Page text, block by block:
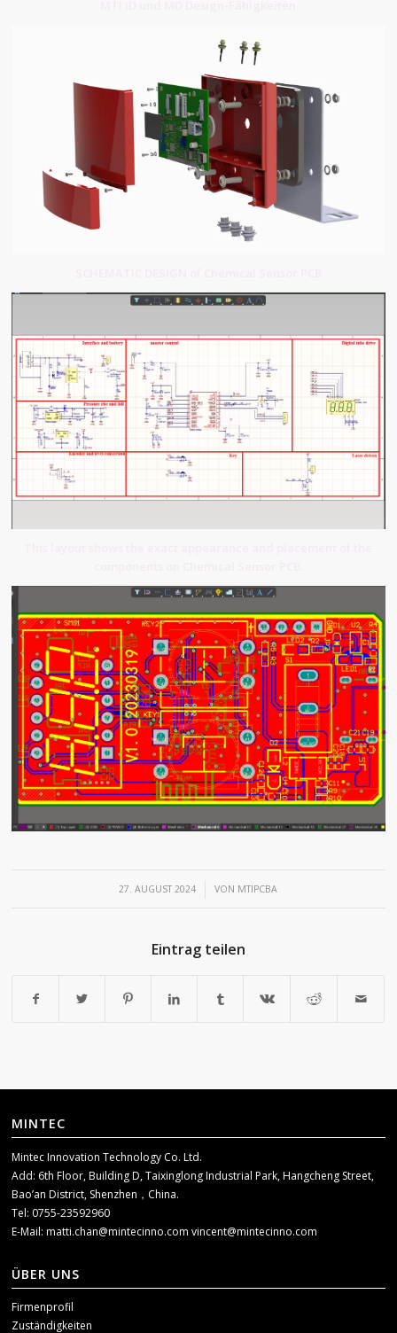
27. AUGUST 2024
/ VON MTIPCBA
Eintrag teilen
MINTEC
Mintec Innovation Technology Co. Ltd.
Add: 6th Floor, Building D, Taixinglong Industrial Park, Hangcheng Street,
Bao’an District, Shenzhen，China.
Tel: 0755-23592960
E-Mail:matti.chan@mintecinno.comvincent@mintecinno.com
ÜBER UNS
Firmenprofil
Zuständigkeiten